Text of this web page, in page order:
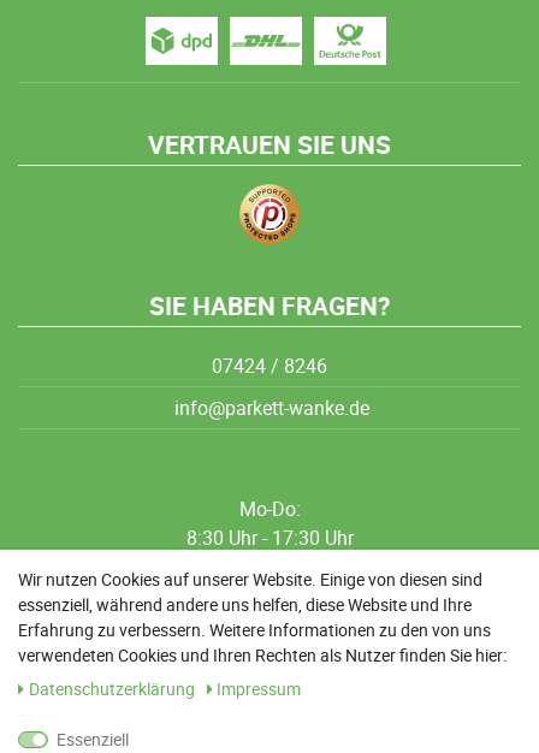
VERTRAUEN SIE UNS
SIE HABEN FRAGEN?
07424 / 8246
info@parkett-wanke.de
Mo-Do:
8:30 Uhr - 17:30 Uhr
8:30 Uhr - 12:00 Uhr
13:00 Uhr - 17:30 Uhr
Sa: 9:00 Uhr - 13:00 Uhr
Wir nutzen Cookies auf unserer Website. Einige von diesen sind
essenziell, während andere uns helfen, diese Website und Ihre
Erfahrung zu verbessern. Weitere Informationen zu den von uns
verwendeten Cookies und Ihren Rechten als Nutzer finden Sie hier:
Daten­schutz­erklärung
Impressum
Essenziell